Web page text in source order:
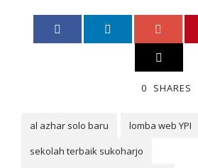
0 SHARES
al azhar solo baru
lomba web YPI
sekolah terbaik sukoharjo